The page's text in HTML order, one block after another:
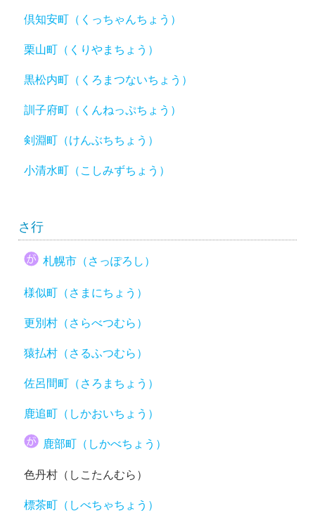
倶知安町（くっちゃんちょう）
栗山町（くりやまちょう）
黒松内町（くろまつないちょう）
訓子府町（くんねっぷちょう）
剣淵町（けんぶちちょう）
小清水町（こしみずちょう）
さ行
札幌市（さっぽろし）
様似町（さまにちょう）
更別村（さらべつむら）
猿払村（さるふつむら）
佐呂間町（さろまちょう）
鹿追町（しかおいちょう）
鹿部町（しかべちょう）
色丹村（しこたんむら）
標茶町（しべちゃちょう）